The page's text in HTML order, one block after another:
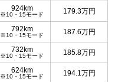
924km
※10・15モード 179.3万円
792km
※10・15モード 187.6万円
732km
※10・15モード 185.8万円
624km
※10・15モード 194.1万円